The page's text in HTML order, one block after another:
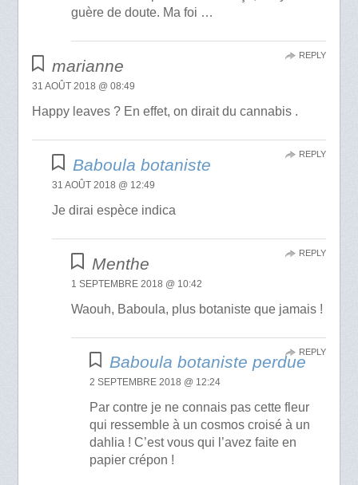
guère de doute. Ma foi …
marianne
31 AOÛT 2018 @ 08:49
Happy leaves ? En effet, on dirait du cannabis .
REPLY
Baboula botaniste
31 AOÛT 2018 @ 12:49
Je dirai espèce indica
REPLY
Menthe
1 SEPTEMBRE 2018 @ 10:42
Waouh, Baboula, plus botaniste que jamais !
REPLY
Baboula botaniste perdue
2 SEPTEMBRE 2018 @ 12:24
Par contre je ne connais pas cette fleur
qui ressemble à un cosmos croisé à un
dahlia ! C’est vous qui l’avez faite en
papier crépon !
REPLY